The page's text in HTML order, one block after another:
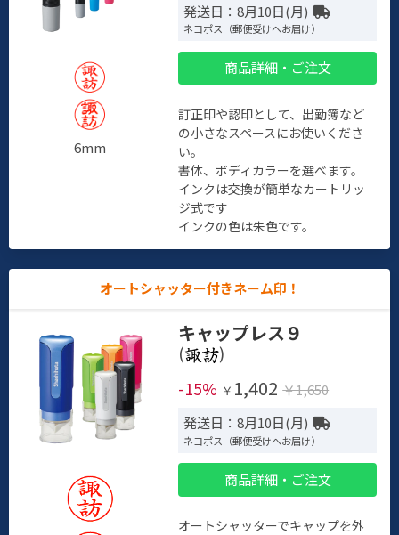
6mm
発送日：8月10日(月)
ネコポス（郵便受けへお届け）
商品詳細・ご注文
訂正印や認印として、出勤簿など
の小さなスペースにお使いくださ
い。
書体、ボディカラーを選べます。
インクは交換が簡単なカートリッ
ジ式です
インクの色は朱色です。
オートシャッター付きネーム印！
キャップレス９
(
)
-15% ￥ 1,402 ￥1,650
発送日：8月10日(月)
ネコポス（郵便受けへお届け）
商品詳細・ご注文
オートシャッターでキャップを外